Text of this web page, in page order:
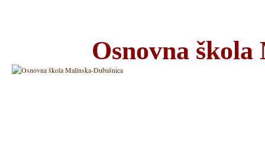
Osnovna